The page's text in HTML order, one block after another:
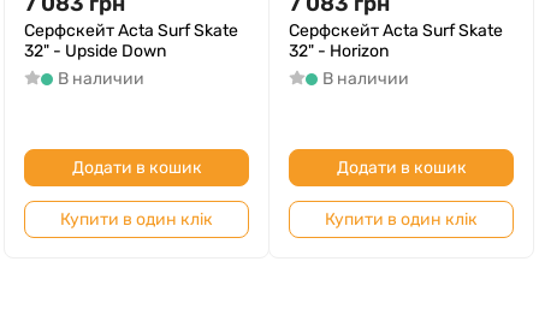
Серфскейт Acta Surf Skate
32" - Upside Down
В наличии
Додати в кошик
Купити в один клік
Серфскейт Acta Surf Skate
32" - Horizon
В наличии
Додати в кошик
Купити в один клік